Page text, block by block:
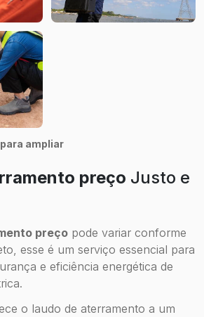
ampliar
preço Justo e
preço pode variar conforme
esse é um serviço essencial para
e eficiência energética de
o laudo de aterramento a um